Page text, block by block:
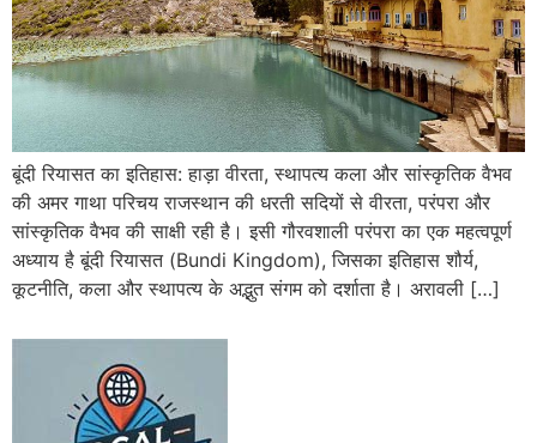
बूंदी रियासत का इतिहास: हाड़ा वीरता, स्थापत्य कला और सांस्कृतिक वैभव
की अमर गाथा परिचय राजस्थान की धरती सदियों से वीरता, परंपरा और
सांस्कृतिक वैभव की साक्षी रही है। इसी गौरवशाली परंपरा का एक महत्वपूर्ण
अध्याय है बूंदी रियासत (Bundi Kingdom), जिसका इतिहास शौर्य,
कूटनीति, कला और स्थापत्य के अद्भुत संगम को दर्शाता है। अरावली […]